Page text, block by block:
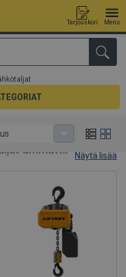
Tarjouskori Menu
ammattilaisille
toimivia
nostamiseen ja
akkukäyttöiset taljat.
Näytä lisää